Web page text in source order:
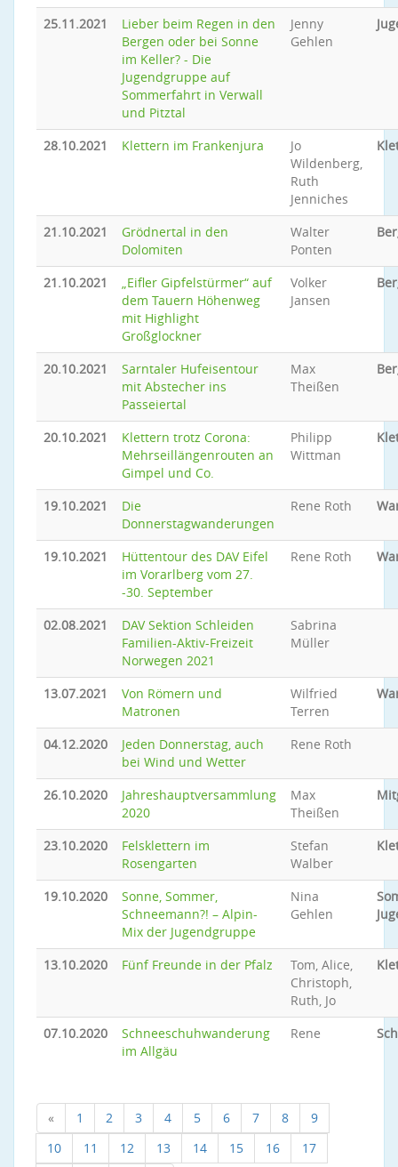
25.11.2021
Lieber beim Regen in den
Bergen oder bei Sonne
im Keller? - Die
Jugendgruppe auf
Sommerfahrt in Verwall
und Pitztal
Jenny
Gehlen
28.10.2021 Klettern im Frankenjura
Jo
Wildenberg,
Ruth
Jenniches
21.10.2021
Grödnertal in den
Dolomiten
Walter
Ponten
21.10.2021
„Eifler Gipfelstürmer“ auf
dem Tauern Höhenweg
mit Highlight
Großglockner
Volker
Jansen
20.10.2021
Sarntaler Hufeisentour
mit Abstecher ins
Passeiertal
Max
Theißen
20.10.2021
Klettern trotz Corona:
Mehrseillängenrouten an
Gimpel und Co.
Philipp
Wittman
19.10.2021
Die
Donnerstagwanderungen
Rene Roth
19.10.2021
Hüttentour des DAV Eifel
im Vorarlberg vom 27.
-30. September
Rene Roth
02.08.2021
DAV Sektion Schleiden
Familien-Aktiv-Freizeit
Norwegen 2021
Sabrina
Müller
13.07.2021
Von Römern und
Matronen
Wilfried
Terren
04.12.2020
Jeden Donnerstag, auch
bei Wind und Wetter
Rene Roth
26.10.2020
Jahreshauptversammlung
2020
Max
Theißen
23.10.2020
Felsklettern im
Rosengarten
Stefan
Walber
19.10.2020
Sonne, Sommer,
Schneemann?! – Alpin-
Mix der Jugendgruppe
Nina
Gehlen
13.10.2020 Fünf Freunde in der Pfalz
Tom, Alice,
Christoph,
Ruth, Jo
07.10.2020
Schneeschuhwanderung
im Allgäu
Rene
« 1 2 3 4 5 6 7 8
9
10
11 12 13 14 15 16 17